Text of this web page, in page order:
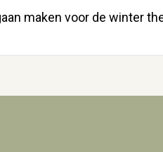
maken voor de winter